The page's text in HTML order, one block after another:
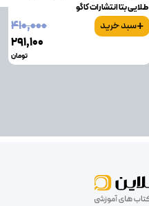
طلایی بتا انتشارات کاگو
+سبد خرید
۴۱۰٬۰۰۰
۲۹۱٬۱۰۰
تومان